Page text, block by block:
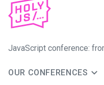
JavaScript conference:
OUR CONFERENCES